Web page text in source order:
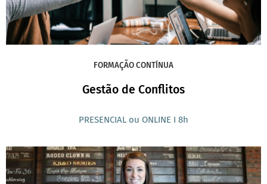
FORMAÇÃO CONTÍNUA
Gestão de Conflitos
PRESENCIAL ou ONLINE I 8h